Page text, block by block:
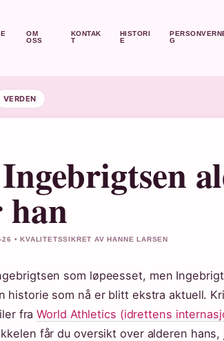
OM
OSS
KONTAK
T
HISTORI
E
G
VERDEN
han
• KVALITETSSIKRET AV HANNE LARSEN
som løpeesset, men
historie som nå er blitt ekstra aktuell.
fraWorld Athletics (idrettens
får du oversikt over alderen